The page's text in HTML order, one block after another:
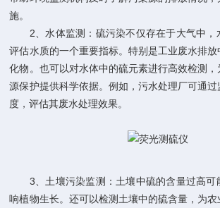
施。
2、水体监测：硫污染不仅存在于大气中，
评估水质的一个重要指标。特别是工业废水排
化物。也可以对水体中的硫元素进行高效检测，
源保护提供科学依据。例如，污水处理厂可通过
度，评估其废水处理效果。
3、土壤污染监测：土壤中硫的含量过高可
响植物生长。还可以检测土壤中的硫含量，为